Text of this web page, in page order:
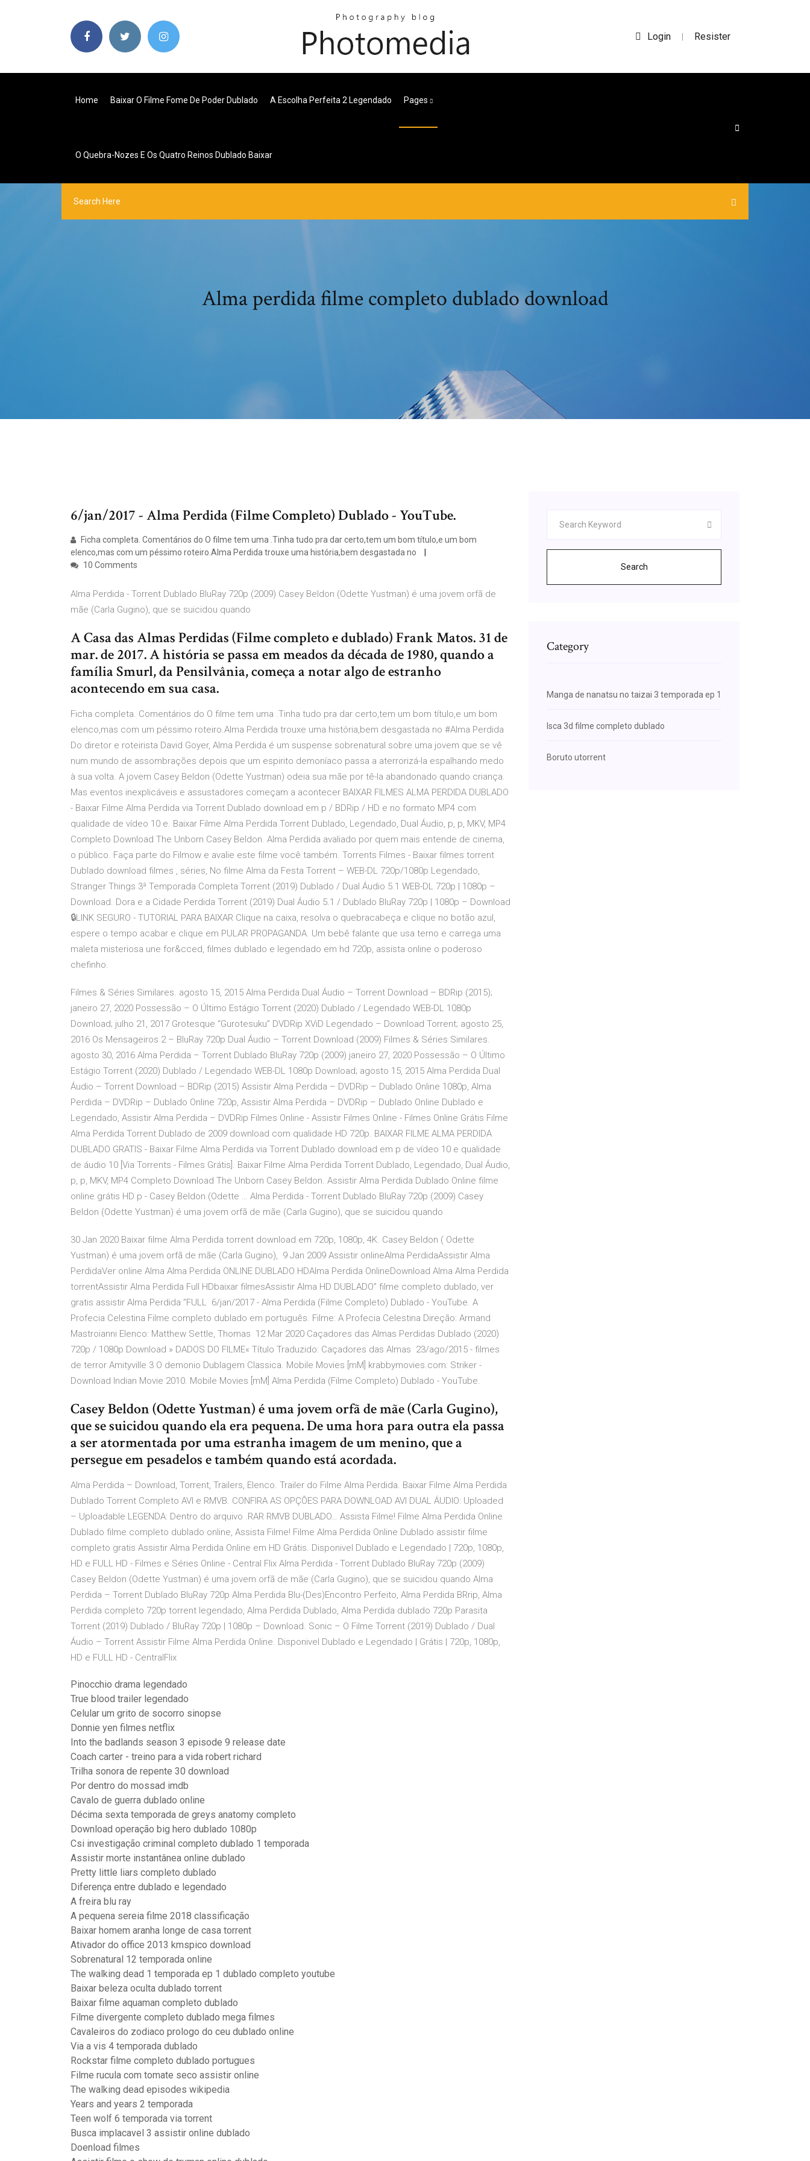
Login | Resister
Home Baixar O Filme Fome De Poder Dublado A Escolha Perfeita 2 Legendado Pages
O Quebra-Nozes E Os Quatro Reinos Dublado Baixar
Alma perdida filme completo dublado download
6/jan/2017 - Alma Perdida (Filme Completo) Dublado - YouTube.
Ficha completa. Comentários do O filme tem uma .Tinha tudo pra dar certo,tem um bom título,e um bom
elenco,mas com um péssimo roteiro.Alma Perdida trouxe uma história,bem desgastada no
10 Comments
Alma Perdida - Torrent Dublado BluRay 720p (2009) Casey Beldon (Odette Yustman) é uma jovem orfã de
mãe (Carla Gugino), que se suicidou quando
A Casa das Almas Perdidas (Filme completo e dublado) Frank Matos. 31 de
mar. de 2017. A história se passa em meados da década de 1980, quando a
família Smurl, da Pensilvânia, começa a notar algo de estranho
acontecendo em sua casa.
Ficha completa. Comentários do O filme tem uma .Tinha tudo pra dar certo,tem um bom título,e um bom
elenco,mas com um péssimo roteiro.Alma Perdida trouxe uma história,bem desgastada no #Alma Perdida
Do diretor e roteirista David Goyer, Alma Perdida é um suspense sobrenatural sobre uma jovem que se vê
num mundo de assombrações depois que um espirito demoníaco passa a aterrorizá-la espalhando medo
à sua volta. A jovem Casey Beldon (Odette Yustman) odeia sua mãe por tê-la abandonado quando criança.
Mas eventos inexplicáveis e assustadores começam a acontecer BAIXAR FILMES ALMA PERDIDA DUBLADO
- Baixar Filme Alma Perdida via Torrent Dublado download em p / BDRip / HD e no formato MP4 com
qualidade de vídeo 10 e. Baixar Filme Alma Perdida Torrent Dublado, Legendado, Dual Áudio, p, p, MKV, MP4
Completo Download The Unborn Casey Beldon. Alma Perdida avaliado por quem mais entende de cinema,
o público. Faça parte do Filmow e avalie este filme você também. Torrents Filmes - Baixar filmes torrent
Dublado download filmes , séries, No filme Alma da Festa Torrent – WEB-DL 720p/1080p Legendado,
Stranger Things 3ª Temporada Completa Torrent (2019) Dublado / Dual Áudio 5.1 WEB-DL 720p | 1080p –
Download. Dora e a Cidade Perdida Torrent (2019) Dual Áudio 5.1 / Dublado BluRay 720p | 1080p – Download
🔒LINK SEGURO - TUTORIAL PARA BAIXAR Clique na caixa, resolva o quebracabeça e clique no botão azul,
espere o tempo acabar e clique em PULAR PROPAGANDA. Um bebê falante que usa terno e carrega uma
maleta misteriosa une for&cced, filmes dublado e legendado em hd 720p, assista online o poderoso
chefinho.
Filmes & Séries Similares. agosto 15, 2015 Alma Perdida Dual Áudio – Torrent Download – BDRip (2015);
janeiro 27, 2020 Possessão – O Último Estágio Torrent (2020) Dublado / Legendado WEB-DL 1080p
Download; julho 21, 2017 Grotesque “Gurotesuku” DVDRip XViD Legendado – Download Torrent; agosto 25,
2016 Os Mensageiros 2 – BluRay 720p Dual Áudio – Torrent Download (2009) Filmes & Séries Similares.
agosto 30, 2016 Alma Perdida – Torrent Dublado BluRay 720p (2009) janeiro 27, 2020 Possessão – O Último
Estágio Torrent (2020) Dublado / Legendado WEB-DL 1080p Download; agosto 15, 2015 Alma Perdida Dual
Áudio – Torrent Download – BDRip (2015) Assistir Alma Perdida – DVDRip – Dublado Online 1080p, Alma
Perdida – DVDRip – Dublado Online 720p, Assistir Alma Perdida – DVDRip – Dublado Online Dublado e
Legendado, Assistir Alma Perdida – DVDRip Filmes Online - Assistir Filmes Online - Filmes Online Grátis Filme
Alma Perdida Torrent Dublado de 2009 download com qualidade HD 720p. BAIXAR FILME ALMA PERDIDA
DUBLADO GRATIS - Baixar Filme Alma Perdida via Torrent Dublado download em p de vídeo 10 e qualidade
de áudio 10 [Via Torrents - Filmes Grátis]. Baixar Filme Alma Perdida Torrent Dublado, Legendado, Dual Áudio,
p, p, MKV, MP4 Completo Download The Unborn Casey Beldon. Assistir Alma Perdida Dublado Online filme
online grátis HD p - Casey Beldon (Odette … Alma Perdida - Torrent Dublado BluRay 720p (2009) Casey
Beldon (Odette Yustman) é uma jovem orfã de mãe (Carla Gugino), que se suicidou quando
30 Jan 2020 Baixar filme Alma Perdida torrent download em 720p, 1080p, 4K. Casey Beldon ( Odette
Yustman) é uma jovem orfã de mãe (Carla Gugino), 9 Jan 2009 Assistir onlineAlma PerdidaAssistir Alma
PerdidaVer online Alma Alma Perdida ONLINE DUBLADO HDAlma Perdida OnlineDownload Alma Alma Perdida
torrentAssistir Alma Perdida Full HDbaixar filmesAssistir Alma HD DUBLADO” filme completo dublado, ver
gratis assistir Alma Perdida ”FULL 6/jan/2017 - Alma Perdida (Filme Completo) Dublado - YouTube. A
Profecia Celestina Filme completo dublado em português. Filme: A Profecia Celestina Direção: Armand
Mastroianni Elenco: Matthew Settle, Thomas 12 Mar 2020 Caçadores das Almas Perdidas Dublado (2020)
720p / 1080p Download » DADOS DO FILME« Título Traduzido: Caçadores das Almas 23/ago/2015 - filmes
de terror Amityville 3 O demonio Dublagem Classica. Mobile Movies [mM] krabbymovies.com: Striker -
Download Indian Movie 2010. Mobile Movies [mM] Alma Perdida (Filme Completo) Dublado - YouTube.
Casey Beldon (Odette Yustman) é uma jovem orfã de mãe (Carla Gugino),
que se suicidou quando ela era pequena. De uma hora para outra ela passa
a ser atormentada por uma estranha imagem de um menino, que a
persegue em pesadelos e também quando está acordada.
Alma Perdida – Download, Torrent, Trailers, Elenco. Trailer do Filme Alma Perdida. Baixar Filme Alma Perdida
Dublado Torrent Completo AVI e RMVB. CONFIRA AS OPÇÕES PARA DOWNLOAD AVI DUAL ÁUDIO: Uploaded
– Uploadable LEGENDA: Dentro do arquivo .RAR RMVB DUBLADO… Assista Filme! Filme Alma Perdida Online
Dublado filme completo dublado online, Assista Filme! Filme Alma Perdida Online Dublado assistir filme
completo gratis Assistir Alma Perdida Online em HD Grátis. Disponivel Dublado e Legendado | 720p, 1080p,
HD e FULL HD - Filmes e Séries Online - Central Flix Alma Perdida - Torrent Dublado BluRay 720p (2009)
Casey Beldon (Odette Yustman) é uma jovem orfã de mãe (Carla Gugino), que se suicidou quando Alma
Perdida – Torrent Dublado BluRay 720p Alma Perdida Blu-(Des)Encontro Perfeito, Alma Perdida BRrip, Alma
Perdida completo 720p torrent legendado, Alma Perdida Dublado, Alma Perdida dublado 720p Parasita
Torrent (2019) Dublado / BluRay 720p | 1080p – Download. Sonic – O Filme Torrent (2019) Dublado / Dual
Áudio – Torrent Assistir Filme Alma Perdida Online. Disponivel Dublado e Legendado | Grátis | 720p, 1080p,
HD e FULL HD - CentralFlix
Pinocchio drama legendado
True blood trailer legendado
Celular um grito de socorro sinopse
Donnie yen filmes netflix
Into the badlands season 3 episode 9 release date
Coach carter - treino para a vida robert richard
Trilha sonora de repente 30 download
Por dentro do mossad imdb
Cavalo de guerra dublado online
Décima sexta temporada de greys anatomy completo
Download operação big hero dublado 1080p
Csi investigação criminal completo dublado 1 temporada
Assistir morte instantânea online dublado
Pretty little liars completo dublado
Diferença entre dublado e legendado
A freira blu ray
A pequena sereia filme 2018 classificação
Baixar homem aranha longe de casa torrent
Ativador do office 2013 kmspico download
Sobrenatural 12 temporada online
The walking dead 1 temporada ep 1 dublado completo youtube
Baixar beleza oculta dublado torrent
Baixar filme aquaman completo dublado
Filme divergente completo dublado mega filmes
Cavaleiros do zodiaco prologo do ceu dublado online
Via a vis 4 temporada dublado
Rockstar filme completo dublado portugues
Filme rucula com tomate seco assistir online
The walking dead episodes wikipedia
Years and years 2 temporada
Teen wolf 6 temporada via torrent
Busca implacavel 3 assistir online dublado
Doenload filmes
Search
Category
Manga de nanatsu no taizai 3 temporada ep 1
Isca 3d filme completo dublado
Boruto utorrent